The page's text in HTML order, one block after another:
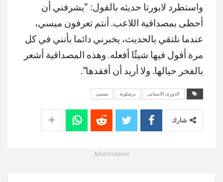
واستطرد لابورتا حديثه بالقول: “يشرفني أن
أحظى بمصداقية اللاعب. أنتم تعرفون ميسي،
عندما نلتقي بالحديث، يخبرني دائما بأنني في كل
مرة أقول فيها شيئًا أفعله. وهذه المصداقية أشعر
بالفخر حيالها. ولا أريد أن أفقدها”.
الدورى الاسبانى برشلونة ميسى
شارك
Advertisement